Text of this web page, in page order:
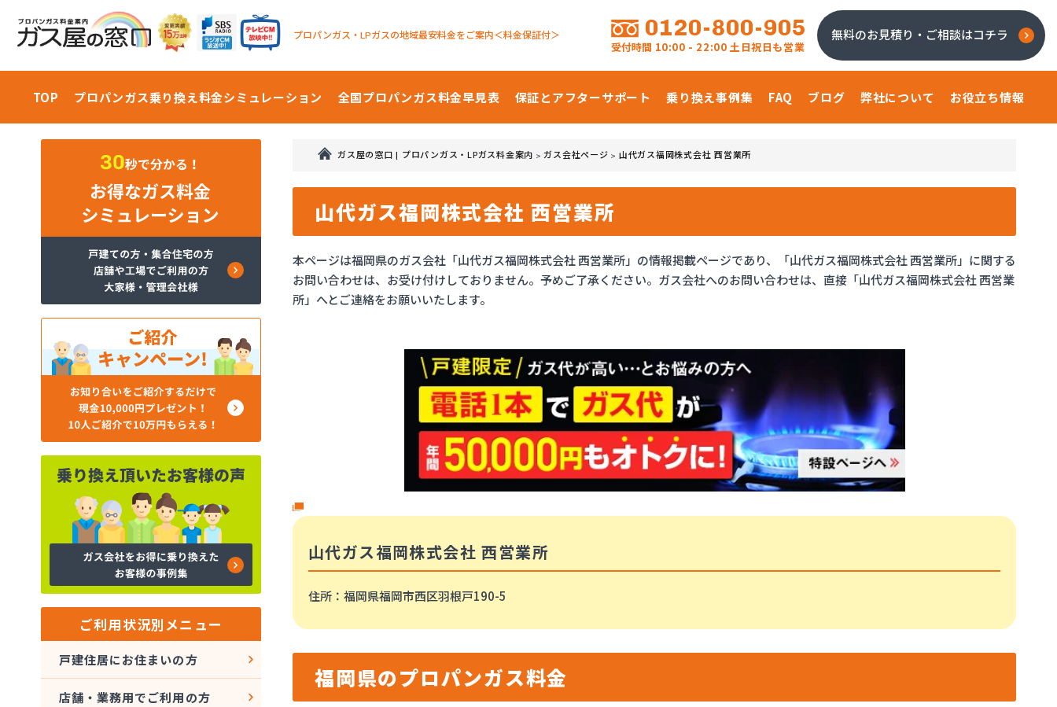
プロパンガス・LPガスの地域最安料金をご案内＜料金保証付＞ 0120-800-905
受付時間 10:00 - 22:00 土日祝日も営業
無料のお見積り・ご相談はコチラ
TOP プロパンガス乗り換え料金シミュレーション 全国プロパンガス料金早見表 保証とアフターサポート 乗り換え事例集 FAQ ブログ 弊社について お役立ち情報
ガス屋の窓口 | プロパンガス・LPガス料金案内 >ガス会社ページ > 山代ガス福岡株式会社 西営業所
山代ガス福岡株式会社 西営業所
本ページは福岡県のガス会社「山代ガス福岡株式会社 西営業所」の情報掲載ページであり、「山代ガス福岡株式会社 西営業所」に関する
お問い合わせは、お受け付けしておりません。予めご了承ください。ガス会社へのお問い合わせは、直接「山代ガス福岡株式会社 西営業
所」へとご連絡をお願いいたします。
山代ガス福岡株式会社 西営業所
住所 ：福岡県福岡市西区羽根戸190-5
福岡県のプロパンガス料金
ご利用状況別メニュー
戸建住居にお住まいの方
店舗・業務用でご利用の方